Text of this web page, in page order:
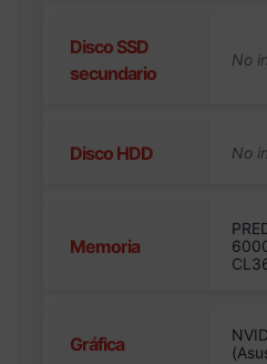
Disco SSD
secundario
Disco HDD
Memoria
Gráfica